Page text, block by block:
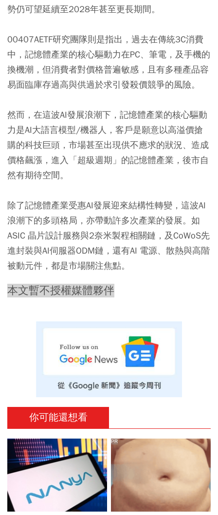
勢仍可望延續至2028年甚至更長期間。
00407AETF研究團隊則是指出，過去在傳統3C消費
中，記憶體產業的核心驅動力在PC、筆電，及手機的
換機潮，但消費者對價格普遍敏感，且有多種產品容
易面臨庫存過高與供過於求引發殺價競爭的風險。
然而，在這波AI發展浪潮下，記憶體產業的核心驅動
力是AI大語言模型/機器人，客戶是願意以高溢價搶
購的科技巨頭，市場甚至出現供不應求的狀況、造成
價格飆漲，進入「超級週期」的記憶體產業，後市自
然有期待空間。
除了記憶體產業受惠AI發展迎來結構性轉變，這波AI
浪潮下的多頭格局，亦帶動許多次產業的發展。如
ASIC 晶片設計服務與2奈米製程相關鏈，及CoWoS先
進封裝與AI伺服器ODM鏈，還有AI 電源、散熱與高階
被動元件，都是市場關注焦點。
本文暫不授權媒體夥伴
你可能還想看
PR